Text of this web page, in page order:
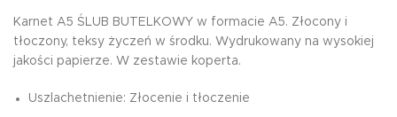
Karnet A5 ŚLUB BUTELKOWY w formacie A5. Złocony i
tłoczony, teksy życzeń w środku. Wydrukowany na wysokiej
jakości papierze. W zestawie koperta.
Uszlachetnienie: Złocenie i tłoczenie